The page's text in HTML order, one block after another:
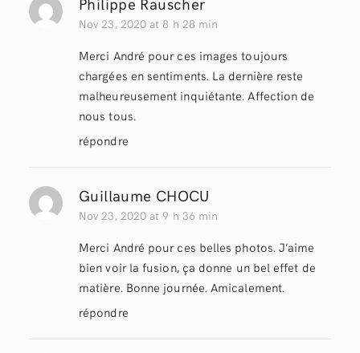
Nov 23, 2020 at 8 h 28 min
Merci André pour ces images toujours
chargées en sentiments. La dernière reste
malheureusement inquiétante. Affection de
nous tous.
répondre
Guillaume CHOCU
Nov 23, 2020 at 9 h 36 min
Merci André pour ces belles photos. J’aime
bien voir la fusion, ça donne un bel effet de
matière. Bonne journée. Amicalement.
répondre